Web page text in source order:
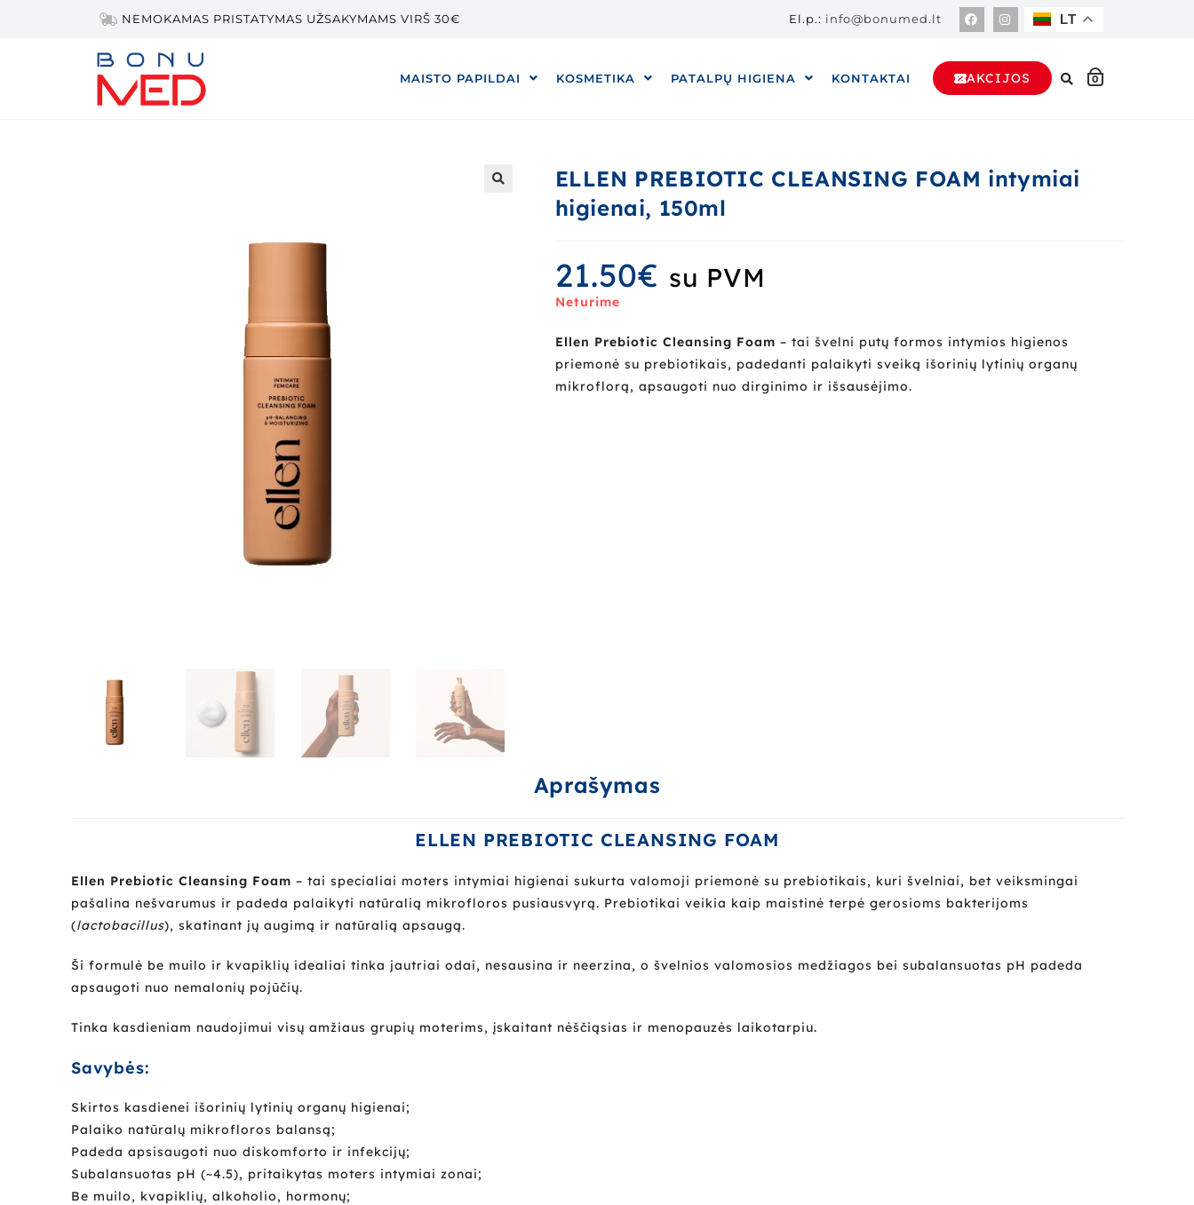
NEMOKAMAS PRISTATYMAS UŽSAKYMAMS VIRŠ 30€ El.p.: info@bonumed.lt LT
MAISTO PAPILDAI KOSMETIKA PATALPŲ HIGIENA KONTAKTAI AKCIJOS 0
ELLEN PREBIOTIC CLEANSING FOAM intymiai
higienai, 150ml
21.50€ su PVM
Neturime
Ellen Prebiotic Cleansing Foam – tai švelni putų formos intymios higienos
priemonė su prebiotikais, padedanti palaikyti sveiką išorinių lytinių organų
mikroflorą, apsaugoti nuo dirginimo ir išsausėjimo.
Aprašymas
ELLEN PREBIOTIC CLEANSING FOAM
Ellen Prebiotic Cleansing Foam – tai specialiai moters intymiai higienai sukurta valomoji priemonė su prebiotikais, kuri švelniai, bet veiksmingai
pašalina nešvarumus ir padeda palaikyti natūralią mikrofloros pusiausvyrą. Prebiotikai veikia kaip maistinė terpė gerosioms bakterijoms
(lactobacillus), skatinant jų augimą ir natūralią apsaugą.
Ši formulė be muilo ir kvapiklių idealiai tinka jautriai odai, nesausina ir neerzina, o švelnios valomosios medžiagos bei subalansuotas pH padeda
apsaugoti nuo nemalonių pojūčių.
Tinka kasdieniam naudojimui visų amžiaus grupių moterims, įskaitant nėščiąsias ir menopauzės laikotarpiu.
Savybės:
Skirtos kasdienei išorinių lytinių organų higienai;
Palaiko natūralų mikrofloros balansą;
Padeda apsisaugoti nuo diskomforto ir infekcijų;
Subalansuotas pH (~4.5), pritaikytas moters intymiai zonai;
Be muilo, kvapiklių, alkoholio, hormonų;